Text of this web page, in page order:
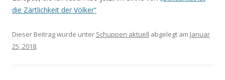
die Zärtlichkeit der Völker“
Dieser Beitrag wurde unter Schuppen aktuell abgelegt am Januar
25, 2018.